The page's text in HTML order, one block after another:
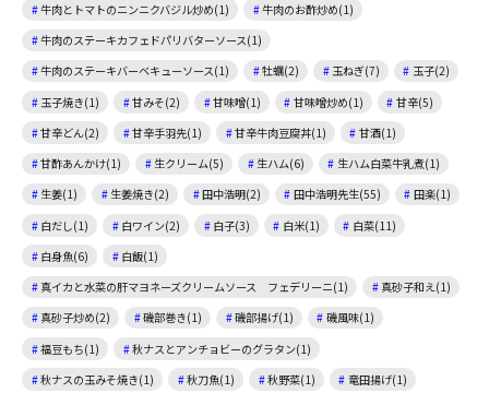
牛肉とトマトのニンニクバジル炒め(1)
牛肉のお酢炒め(1)
牛肉のステーキカフェドパリバターソース(1)
牛肉のステーキバーベキューソース(1)
牡蠣(2) 玉ねぎ(7)
玉子(2)
玉子焼き(1)
甘みそ(2) 甘味噌(1) 甘味噌炒め(1)
甘辛(5)
甘辛どん(2)
甘辛手羽先(1) 甘辛牛肉豆腐丼(1)
甘酒(1)
甘酢あんかけ(1)
生クリーム(5) 生ハム(6)
生ハム白菜牛乳煮(1)
生姜(1)
生姜焼き(2) 田中浩明(2) 田中浩明先生(55)
田楽(1)
白だし(1)
白ワイン(2) 白子(3) 白米(1)
白菜(11)
白身魚(6)
白飯(1)
真イカと水菜の肝マヨネーズクリームソース フェデリーニ(1)
真砂子和え(1)
真砂子炒め(2)
磯部巻き(1) 磯部揚げ(1)
磯風味(1)
福豆もち(1)
秋ナスとアンチョビーのグラタン(1)
秋ナスの玉みそ焼き(1)
秋刀魚(1) 秋野菜(1)
竜田揚げ(1)